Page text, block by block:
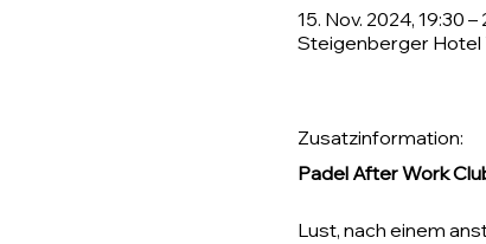
15. Nov. 2024, 19:30 –
Steigenberger Hotel
Zusatzinformation:
Padel After Work
Lust, nach einem